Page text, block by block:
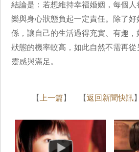
結論是：若想維持幸福婚姻，每個
樂與身心狀態負起一定責任。除了好
係，讓自己的生活過得充實、有趣，
狀態的機率較高，如此自然不需再
靈感與滿足。
【 上一篇 】 【返回新聞快訊